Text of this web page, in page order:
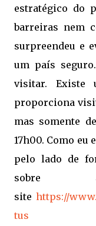
estratégico do
barreiras nem
surpreendeu e
um país
visitar. Existe
proporciona
mas somente
17h00. Como eu
pelo lado de
site https://
tus